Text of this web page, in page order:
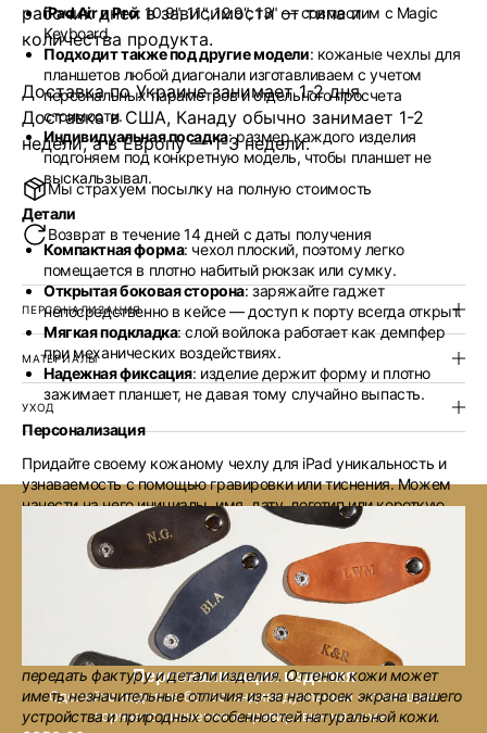
iPad Air и Pro: 10.9", 11", 12.9", 13" — совместим с Magic
Keyboard.
Подходит также под другие модели: кожаные чехлы для
планшетов любой диагонали изготавливаем с учетом
персональных параметров и отдельного просчета
стоимости.
Индивидуальная посадка: размер каждого изделия
подгоняем под конкретную модель, чтобы планшет не
выскальзывал.
Детали
Компактная форма: чехол плоский, поэтому легко
помещается в плотно набитый рюкзак или сумку.
Открытая боковая сторона: заряжайте гаджет
непосредственно в кейсе — доступ к порту всегда открыт.
Мягкая подкладка: слой войлока работает как демпфер
при механических воздействиях.
Надежная фиксация: изделие держит форму и плотно
зажимает планшет, не давая тому случайно выпасть.
Персонализация
Придайте своему кожаному чехлу для iPad уникальность и
узнаваемость с помощью гравировки или тиснения. Можем
нанести на него инициалы, имя, дату, логотип или короткую
надпись (до 11 символов). Тиснение доступно в нескольких
вариациях: без цвета (слепое), золотом или серебром.
Добавляйте в корзинукожаный чехол для планшета, чтобы
лишний раз не переживать за свой девайс.
Обратите внимание: все аксессуары сфотографированы при
профессиональном освещении, чтобы максимально точно
передать фактуру и детали изделия. Оттенок кожи может
иметь незначительные отличия из-за настроек экрана вашего
устройства и природных особенностей натуральной кожи.
рабочих дней в зависимости от типа и
количества продукта.
Доставка по Украине занимает 1-2 дня.
Доставка в США, Канаду обычно занимает 1-2
недели, а в Европу — 1-3 недели.
Мы страхуем посылку на полную стоимость
Возврат в течение 14 дней с даты получения
ПЕРСОНАЛИЗАЦИЯ
МАТЕРИАЛЫ
УХОД
Персонализация изделия
Сделайте изделие более индивидуальным с помощью
горячего тиснения и гравировки на коже.